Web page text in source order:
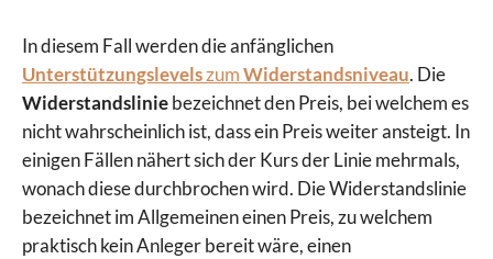
In diesem Fall werden die anfänglichen
UnterstützungslevelszumWiderstandsniveau. Die
Widerstandsliniebezeichnet den Preis, bei welchem es
nicht wahrscheinlich ist, dass ein Preis weiter ansteigt. In
einigen Fällen nähert sich der Kurs der Linie mehrmals,
wonach diese durchbrochen wird. Die Widerstandslinie
bezeichnet im Allgemeinen einen Preis, zu welchem
praktisch kein Anleger bereit wäre, einen